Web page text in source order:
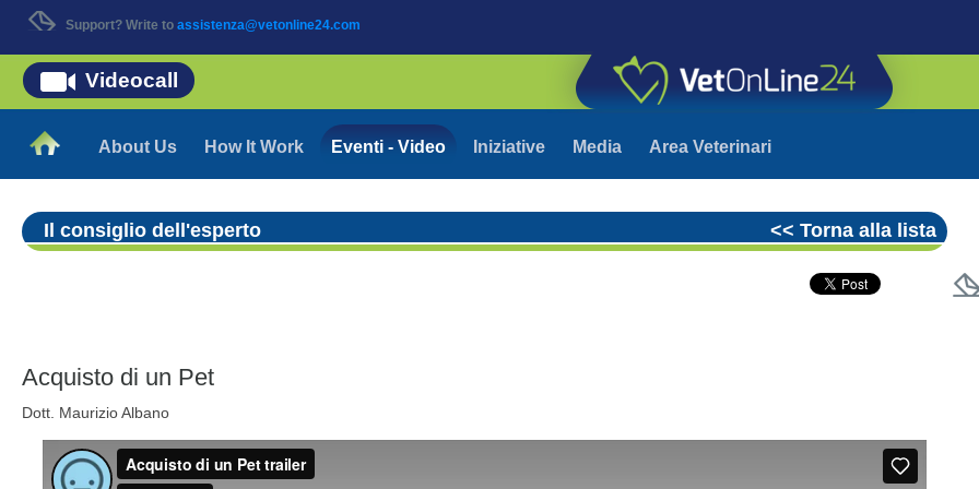
Support? Write to assistenza@vetonline24.com
About Us How It Work Eventi - Video Iniziative Media Area Veterinari
Videocall
Il consiglio dell'esperto << Torna alla lista
Acquisto di un Pet
Dott. Maurizio Albano